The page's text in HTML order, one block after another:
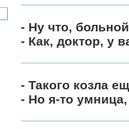
- Ну что,
- Как, доктор, у
- Такого козла
- Но я-то